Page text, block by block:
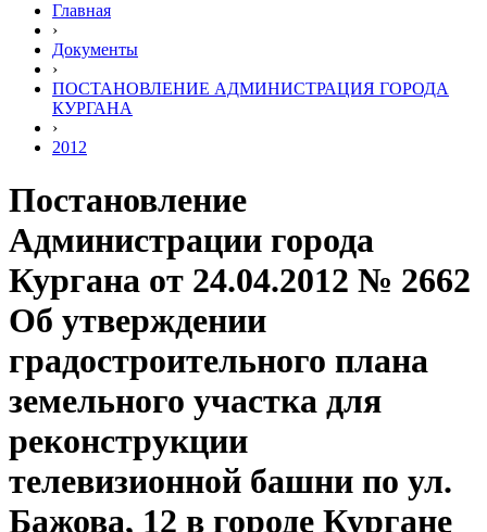
Главная
›
Документы
›
ПОСТАНОВЛЕНИЕ АДМИНИСТРАЦИЯ ГОРОДА
КУРГАНА
›
2012
Постановление
Администрации города
Кургана от 24.04.2012 № 2662
Об утверждении
градостроительного плана
земельного участка для
реконструкции
телевизионной башни по ул.
Бажова, 12 в городе Кургане